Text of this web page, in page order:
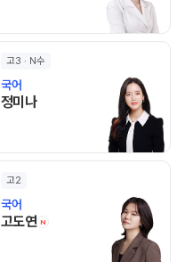
고3 · N수
국어
정미나정미나 선생님 홈 바로가기
고2
국어
고도연 N 고도연 선생님 홈 바로